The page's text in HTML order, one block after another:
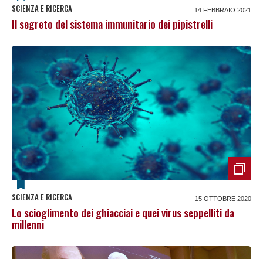
SCIENZA E RICERCA 14 FEBBRAIO 2021
Il segreto del sistema immunitario dei pipistrelli
SCIENZA E RICERCA 15 OTTOBRE 2020
Lo scioglimento dei ghiacciai e quei virus seppelliti da
millenni